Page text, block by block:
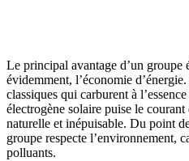
Le principal avantage d’un groupe
évidemment, l’économie
classiques qui carburent à
électrogène solaire puise le courant
naturelle et inépuisable. Du point
groupe respecte l’environnement,
polluants.